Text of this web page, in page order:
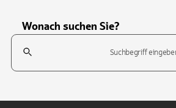
Wonach suchen Sie?
Suchfeld